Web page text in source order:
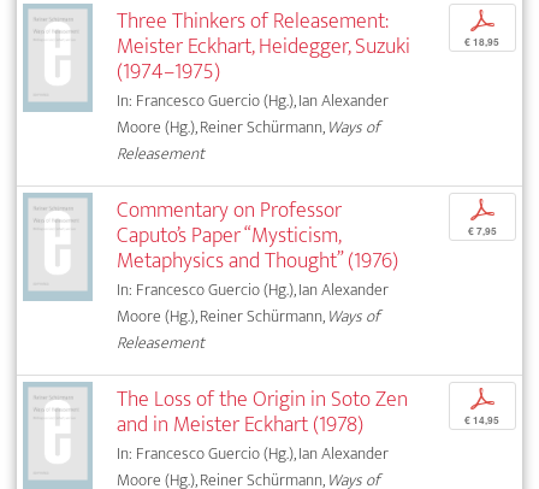
Three Thinkers of Releasement:
Meister Eckhart, Heidegger, Suzuki
(1974–1975)
In: Francesco Guercio (Hg.), Ian Alexander
Moore (Hg.), Reiner Schürmann,Ways of
Releasement
p
€ 18,95
Commentary on Professor
Caputo’s Paper “Mysticism,
Metaphysics and Thought” (1976)
In: Francesco Guercio (Hg.), Ian Alexander
Moore (Hg.), Reiner Schürmann,Ways of
Releasement
p
€ 7,95
The Loss of the Origin in Soto Zen
and in Meister Eckhart (1978)
In: Francesco Guercio (Hg.), Ian Alexander
Moore (Hg.), Reiner Schürmann,Ways of
p
€ 14,95